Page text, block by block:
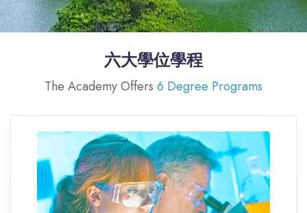
六大學位學程
The Academy Offers 6 Degree Programs